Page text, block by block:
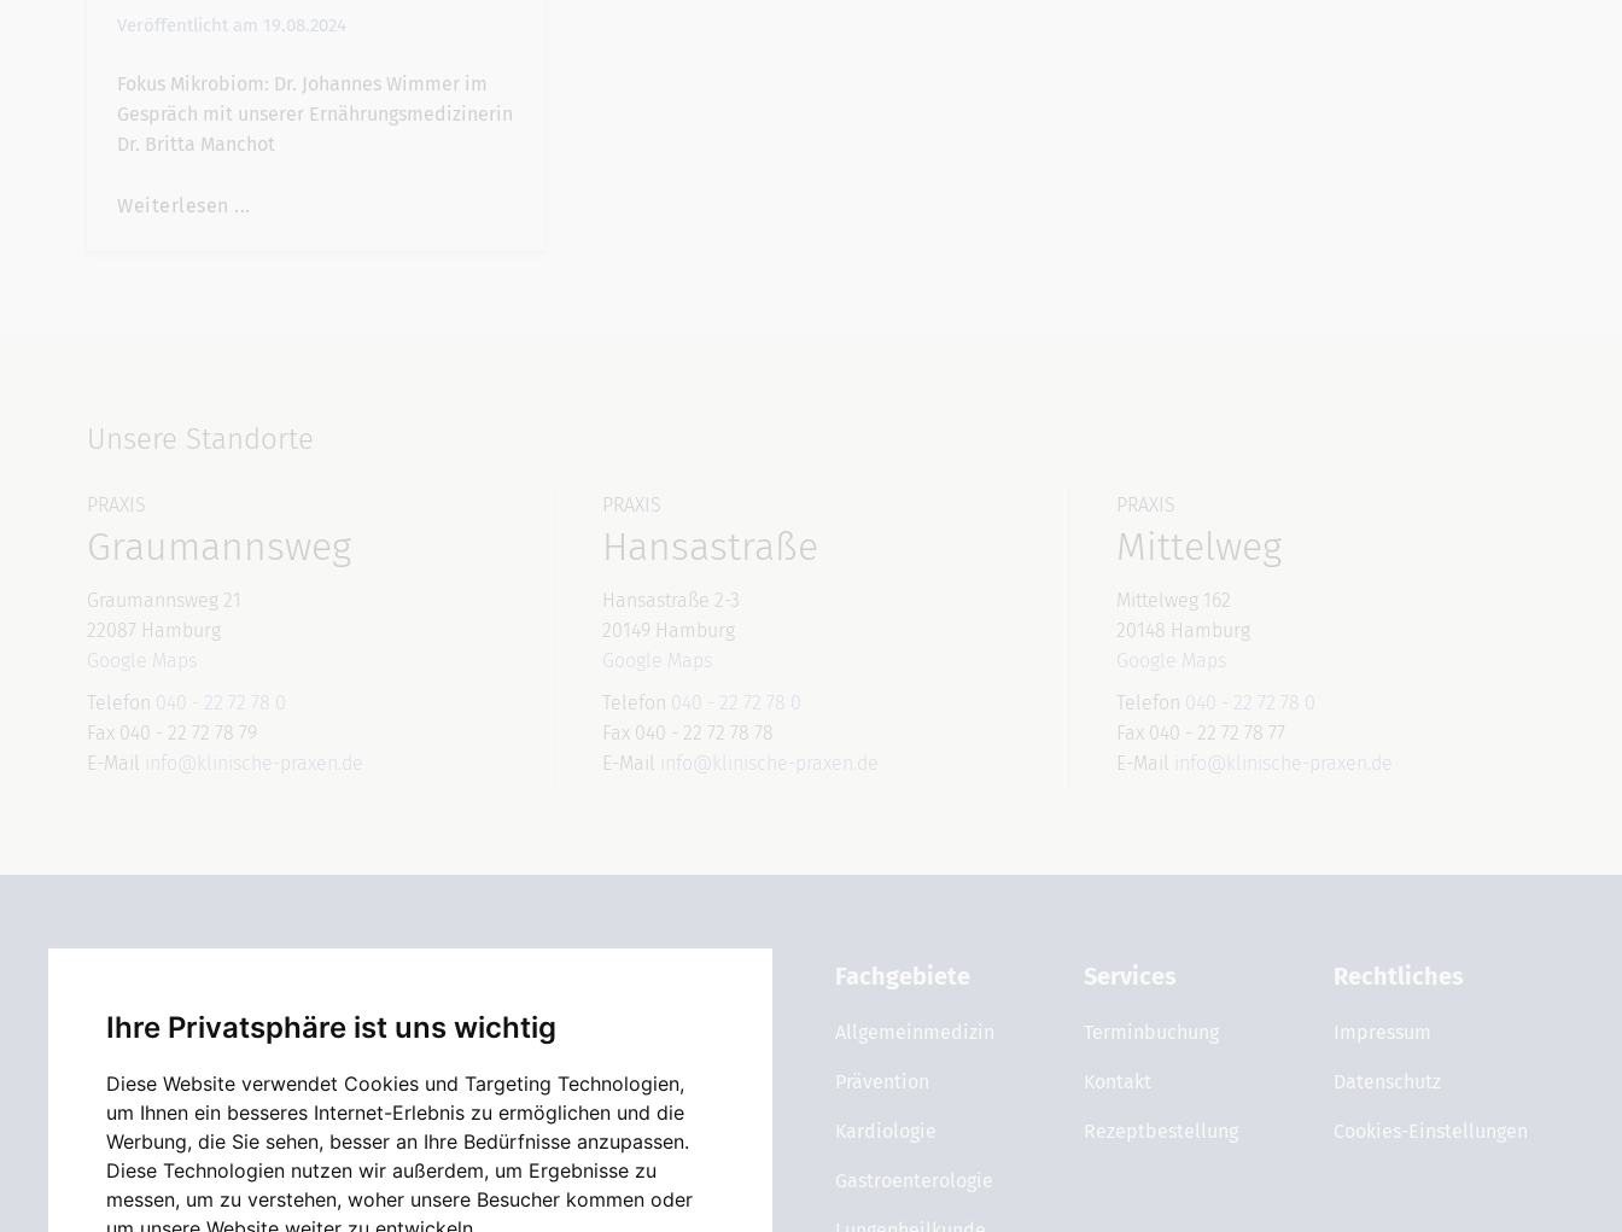
Ihre Privatsphäre ist uns wichtig
Diese Website verwendet Cookies und Targeting Technologien,
um Ihnen ein besseres Internet-Erlebnis zu ermöglichen und die
Werbung, die Sie sehen, besser an Ihre Bedürfnisse anzupassen.
Diese Technologien nutzen wir außerdem, um Ergebnisse zu
messen, um zu verstehen, woher unsere Besucher kommen oder
Veröffentlicht am 19.08.2024
Fokus Mikrobiom: Dr. Johannes Wimmer im
Gespräch mit unserer Ernährungsmedizinerin
Dr. Britta Manchot
Weiterlesen ...
Unsere Standorte
PRAXIS
Graumannsweg
Graumannsweg 21
22087 Hamburg
Google Maps
Telefon 040 - 22 72 78 0
Fax 040 - 22 72 78 79
E-Mail info@klinische-praxen.de
PRAXIS
Hansastraße
Hansastraße 2-3
20149 Hamburg
Google Maps
Telefon 040 - 22 72 78 0
Fax 040 - 22 72 78 78
E-Mail info@klinische-praxen.de
PRAXIS
Mittelweg
Mittelweg 162
20148 Hamburg
Google Maps
Telefon 040 - 22 72 78 0
Fax 040 - 22 72 78 77
E-Mail info@klinische-praxen.de
Die Klinischen Praxen Dres. Lange & Dr. Kräußlich
sind ein modernes medizinisches
Versorgungszentrum mit drei Standorten in
Hamburg. Unsere MitarbeiterInnen der
Allgemeinmedizin, Inneren Medizin, Kardiologie,
Karriere
Fachgebiete
Allgemeinmedizin
Prävention
Kardiologie
Gastroenterologie
Services
Terminbuchung
Kontakt
Rezeptbestellung
Rechtliches
Impressum
Datenschutz
Cookies-Einstellungen